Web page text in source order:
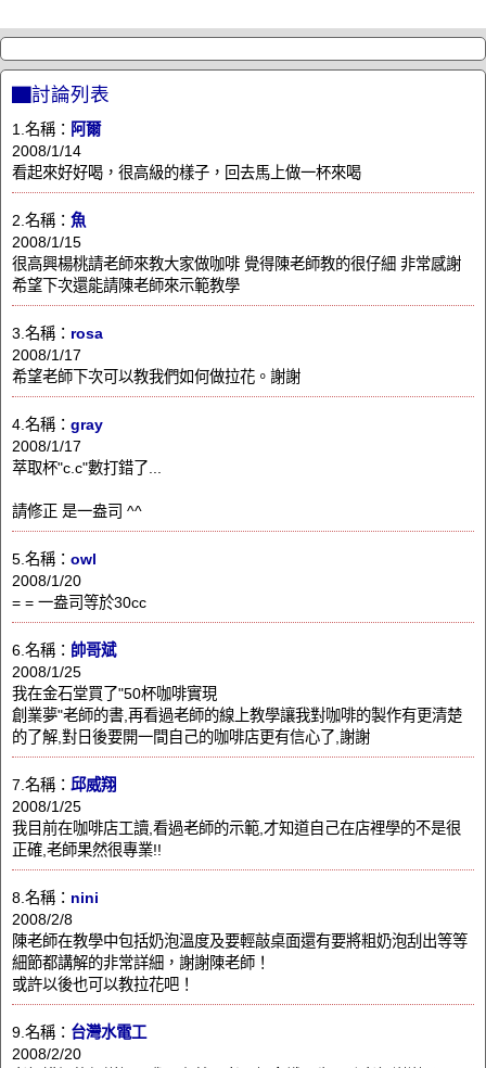
▇討論列表
1.名稱： 阿爾
2008/1/14
看起來好好喝，很高級的樣子，回去馬上做一杯來喝
2.名稱： 魚
2008/1/15
很高興楊桃請老師來教大家做咖啡 覺得陳老師教的很仔細 非常感謝
希望下次還能請陳老師來示範教學
3.名稱： rosa
2008/1/17
希望老師下次可以教我們如何做拉花。謝謝
4.名稱： gray
2008/1/17
萃取杯"c.c"數打錯了...
請修正 是一盎司 ^^
5.名稱： owl
2008/1/20
= = 一盎司等於30cc
6.名稱： 帥哥斌
2008/1/25
我在金石堂買了"50杯咖啡實現
創業夢"老師的書,再看過老師的線上教學讓我對咖啡的製作有更清楚
的了解,對日後要開一間自己的咖啡店更有信心了,謝謝
7.名稱： 邱威翔
2008/1/25
我目前在咖啡店工讀,看過老師的示範,才知道自己在店裡學的不是很
正確,老師果然很專業!!
8.名稱： nini
2008/2/8
陳老師在教學中包括奶泡溫度及要輕敲桌面還有要將粗奶泡刮出等等
細節都講解的非常詳細，謝謝陳老師！
或許以後也可以教拉花吧！
9.名稱： 台灣水電工
2008/2/20